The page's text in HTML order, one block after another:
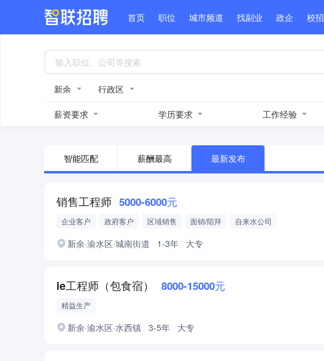
首页 职位 城市频道 找副业 政企 校招
新余 行政区
薪资要求 学历要求 工作经验
智能匹配 薪酬最高 最新发布
销售工程师 5000-6000元
企业客户 政府客户 区域销售 面销/陌拜
自来水公司
新余·渝水区·城南街道 1-3年 大专
ie工程师（包食宿） 8000-15000元
精益生产
新余·渝水区·水西镇 3-5年 大专